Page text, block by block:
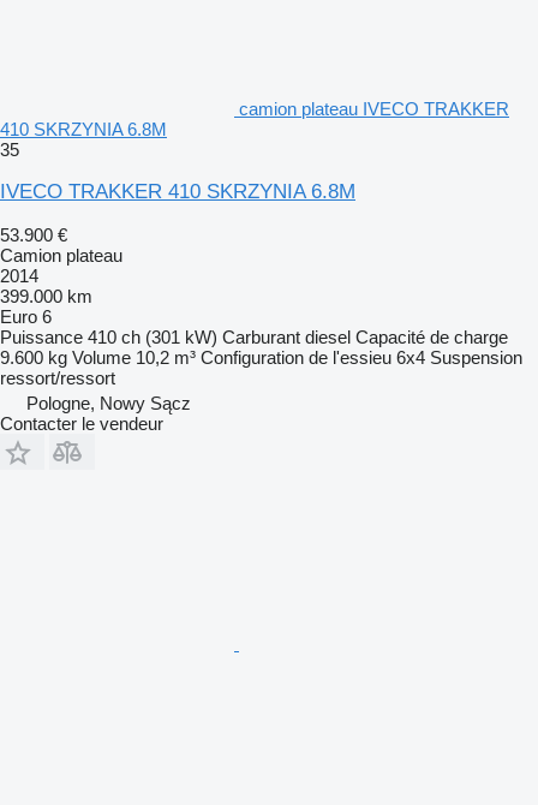
camion plateau IVECO TRAKKER
410 SKRZYNIA 6.8M
35
IVECO TRAKKER 410 SKRZYNIA 6.8M
53.900 €
Camion plateau
2014
399.000 km
Euro 6
Puissance 410 ch (301 kW) Carburant diesel Capacité de charge
9.600 kg Volume 10,2 m³ Configuration de l'essieu 6x4 Suspension
ressort/ressort
Pologne, Nowy Sącz
Contacter le vendeur